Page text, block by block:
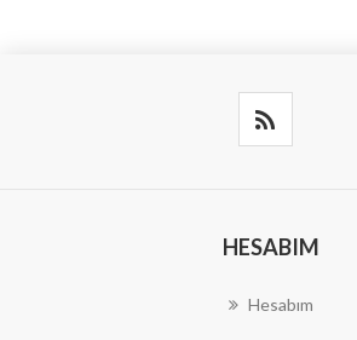
HESABIM
Hesabım